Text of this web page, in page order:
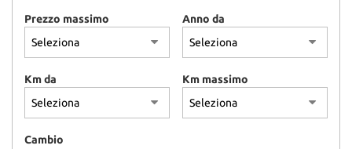
Prezzo massimo Anno da
Km da Km massimo
Cambio
questi
strumenti
tracciamento
si
alla
policy.